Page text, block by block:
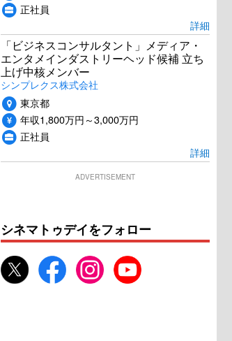
正社員
詳細
「ビジネスコンサルタント」メディア・
エンタメインダストリーヘッド候補 立ち
上げ中核メンバー
シンプレクス株式会社
東京都
年収1,800万円～3,000万円
正社員
詳細
ADVERTISEMENT
シネマトゥデイをフォロー